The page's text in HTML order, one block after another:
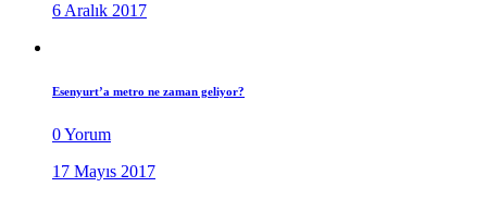
6 Aralık 2017
Esenyurt’a metro ne zaman geliyor?
0 Yorum
17 Mayıs 2017